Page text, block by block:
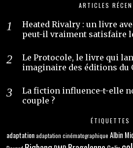
ARTICLES
Heated Rivalry : un livre
peut-il vraiment satisfaire
Le Protocole, le livre qui
imaginaire des éditions du
La fiction influence-t-elle
couple ?
ÉTIQUETTES
adaptation adaptation cinématographique Albin